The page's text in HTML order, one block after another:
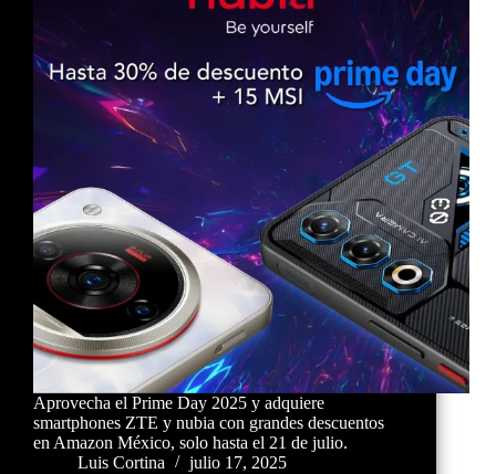
Aprovecha el Prime Day 2025 y adquiere
smartphones ZTE y nubia con grandes descuentos
en Amazon México, solo hasta el 21 de julio.
Luis Cortina
julio 17, 2025